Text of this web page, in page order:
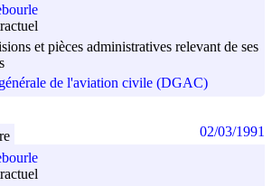
et pièces administratives relevant de ses
de l'aviation civile (DGAC)
02/03/1991